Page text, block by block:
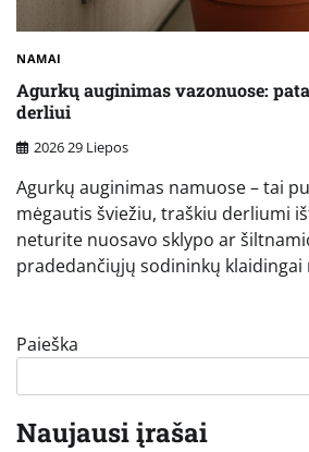
NAMAI
Agurkų auginimas vazonuose:
derliui
2026 29 Liepos
Agurkų auginimas namuose – tai
mėgautis šviežiu, traškiu derliumi
neturite nuosavo sklypo ar
pradedančiųjų sodininkų klaidingai
Paieška
Naujausi įrašai